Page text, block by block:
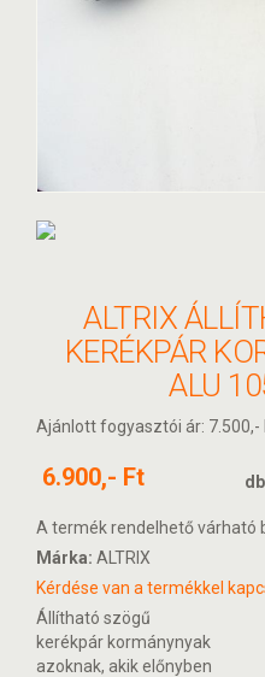
ALTRIX
KERÉKPÁR
ALU
Ajánlott fogyasztói ár: 7.500,-
6.900,- Ft
A termék rendelhető várható
Márka: ALTRIX
Kérdése van a termékkel
Állítható szögű
kerékpár kormánynyak
azoknak, akik előnyben